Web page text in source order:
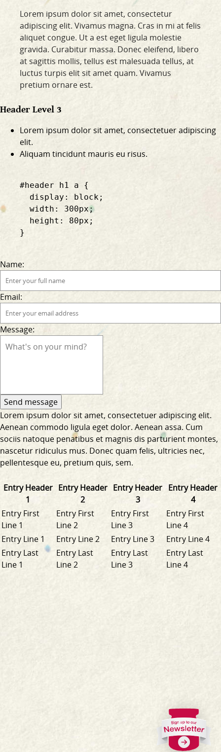
Lorem ipsum dolor sit amet, consectetur
adipiscing elit. Vivamus magna. Cras in mi at felis
aliquet congue. Ut a est eget ligula molestie
gravida. Curabitur massa. Donec eleifend, libero
at sagittis mollis, tellus est malesuada tellus, at
luctus turpis elit sit amet quam. Vivamus
pretium ornare est.
Header Level 3
Lorem ipsum dolor sit amet, consectetuer adipiscing
elit.
Aliquam tincidunt mauris eu risus.
    #header h1 a {
      display: block;
      width: 300px;
      height: 80px;
    }
Name:
Email:
Message:
Lorem ipsum dolor sit amet, consectetuer adipiscing elit.
Aenean commodo ligula eget dolor. Aenean assa. Cum
sociis natoque penatibus et magnis dis parturient montes,
nascetur ridiculus mus. Donec quam felis, ultricies nec,
pellentesque eu, pretium quis, sem.
Entry Header
1
Entry Header
2
Entry Header
3
Entry Header
4
Entry First
Line 1
Entry First
Line 2
Entry First
Line 3
Entry First
Line 4
Entry Line 1
Entry Line 2 Entry Line 3
Entry Line 4
Entry Last
Line 1
Entry Last
Line 2
Entry Last
Line 3
Entry Last
Line 4